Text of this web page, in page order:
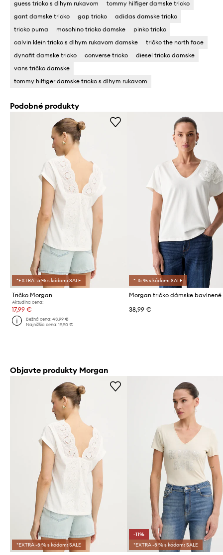
guess tricko s dlhym rukavom
tommy hilfiger damske tricko
gant damske tricko
gap tricko
adidas damske tricko
tricko puma
moschino tricko damske
pinko tricko
calvin klein tricko s dlhym rukavom damske
tričko the north face
dynafit damske tricko
converse tricko
diesel tricko damske
vans tričko damske
tommy hilfiger damske tricko s dlhym rukavom
Podobné produkty
*EXTRA -5 % s kódom: SALE
Tričko Morgan
Aktuálna cena:
17,99 €
Bežná cena:43,99 €
Najnižšia cena:19,90 €
*-15 % s kódom: SALE
38,99 €
Objavte produkty Morgan
*EXTRA -5 % s kódom: SALE
-11%
*EXTRA -5 % s kódom: SALE